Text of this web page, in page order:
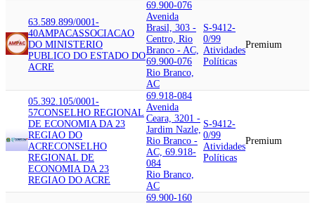
63.589.899/0001-
40AMPACASSOCIACAO
DO MINISTERIO
PUBLICO DO ESTADO DO
ACRE
69.900-076
Avenida
Brasil, 303 -
Centro, Rio
Branco - AC,
69.900-076
Rio Branco,
AC
S-9412-
0/99
Atividades
Políticas
Premium
05.392.105/0001-
57CONSELHO REGIONAL
DE ECONOMIA DA 23
REGIAO DO
ACRECONSELHO
REGIONAL DE
ECONOMIA DA 23
REGIAO DO ACRE
69.918-084
Avenida
Ceara, 3201 -
Jardim Nazle,
Rio Branco -
AC, 69.918-
084
Rio Branco,
AC
S-9412-
0/99
Atividades
Políticas
Premium
69.900-160